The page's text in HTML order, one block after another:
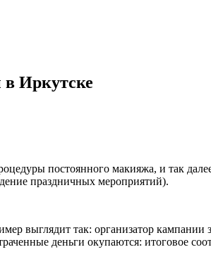
Иркутске
постоянного макияжа, и так
праздничных мероприятий).
выглядит так: организатор кампании
деньги окупаются: итоговое